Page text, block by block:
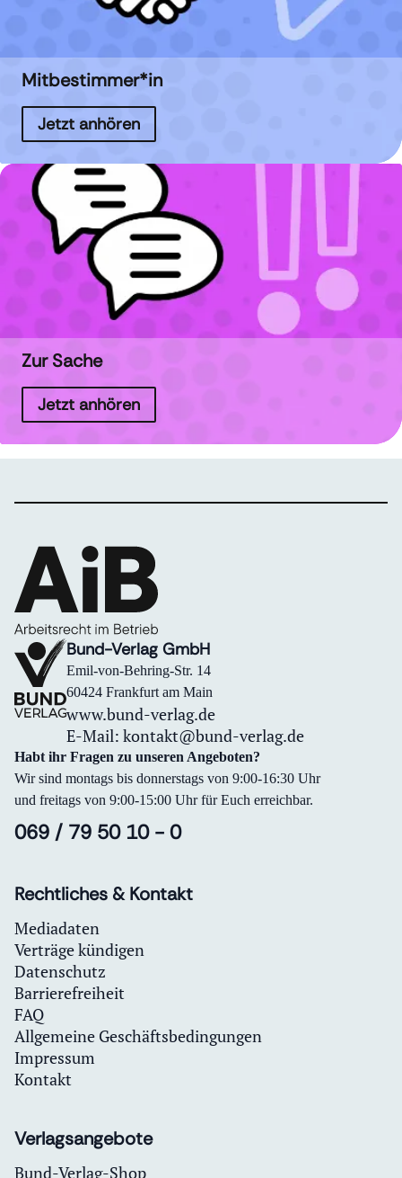
Mitbestimmer*in
Jetzt anhören
Zur Sache
Jetzt anhören
Bund-Verlag GmbH
Emil-von-Behring-Str. 14
60424 Frankfurt am Main
www.bund-verlag.de
E-Mail: kontakt@bund-verlag.de
Habt ihr Fragen zu unseren Angeboten?
Wir sind montags bis donnerstags von 9:00-16:30 Uhr
und freitags von 9:00-15:00 Uhr für Euch erreichbar.
069 / 79 50 10 - 0
Rechtliches & Kontakt
Mediadaten
Verträge kündigen
Datenschutz
Barrierefreiheit
FAQ
Allgemeine Geschäftsbedingungen
Impressum
Kontakt
Verlagsangebote
Bund-Verlag-Shop